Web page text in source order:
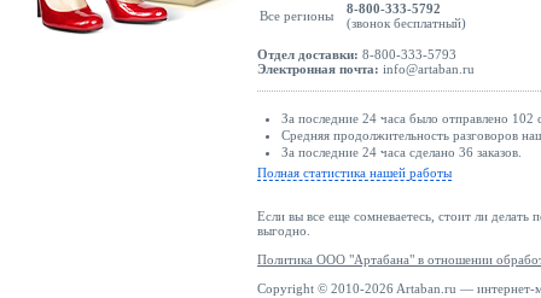
Все регионы
8-800-333-5792
(звонок бесплатный)
Отдел доставки: 8-800-333-5793
Электронная почта: info@artaban.ru
За последние 24 часа было отправлено
Средняя продолжительность разговоров
За последние 24 часа сделано 36 заказов.
Полная статистика нашей работы
Если вы все еще сомневаетесь, стоит ли делать
выгодно.
Политика ООО "Артабана" в отношении
Copyright © 2010-2026 Artaban.ru — интернет-